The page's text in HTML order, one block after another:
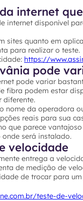
internet
internet disponível
sites quanto em
para realizar o teste.
https://
pode
pode variar
fibra podem estar
diferente.
nome da operadora
reais para sua
que parece
será instalado.
velocidade
entrega a
de medição de
de trocar para
teste-de-